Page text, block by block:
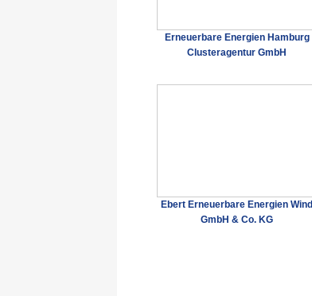
Erneuerbare Energien Hamburg
Clusteragentur GmbH
Ebert Erneuerbare Energien Wind
GmbH & Co. KG